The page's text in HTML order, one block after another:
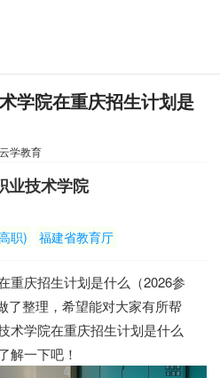
学院在重庆招生计划是
云学教育
业技术学院
职) 福建省教育厅
重庆招生计划是什么（2026参
了整理，希望能对大家有所帮
术学院在重庆招生计划是什么
解一下吧！